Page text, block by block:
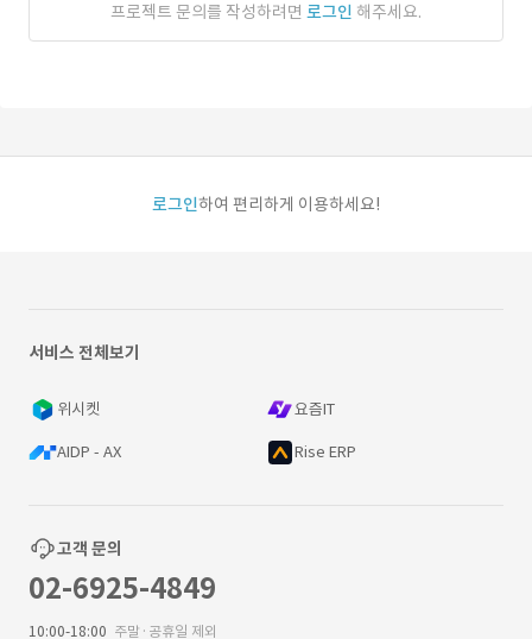
프로젝트 문의를 작성하려면 로그인 해주세요.
로그인하여 편리하게 이용하세요!
서비스 전체보기
위시켓 요즘IT
AIDP - AX Rise ERP
고객 문의
02-6925-4849
10:00-18:00 주말·공휴일 제외